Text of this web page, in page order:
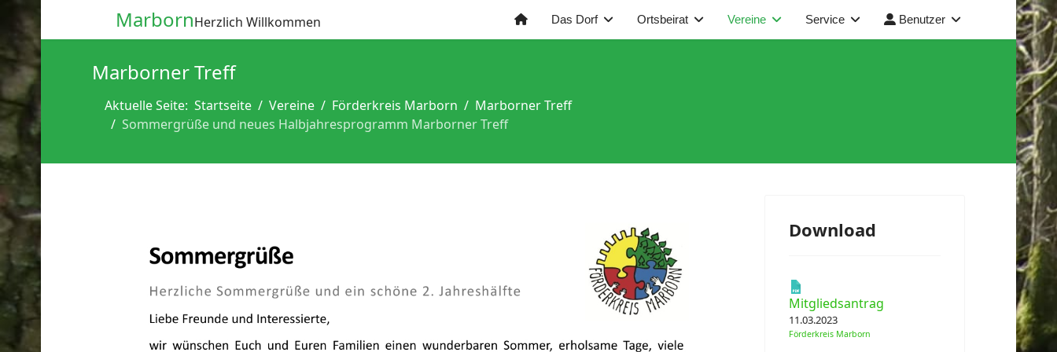
MarbornHerzlich Willkommen Das Dorf Ortsbeirat Vereine Service Benutzer
Marborner Treff
Aktuelle Seite: Startseite Vereine Förderkreis Marborn
Marborner Treff
Sommergrüße und neues Halbjahresprogramm Marborner Treff
Download
Mitgliedsantrag
11.03.2023
Förderkreis Marborn